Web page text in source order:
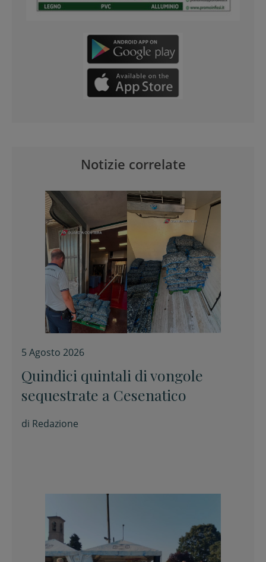
Notizie correlate
5 Agosto 2026
Quindici quintali di vongole
sequestrate a Cesenatico
di Redazione